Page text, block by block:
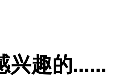
兴趣的……